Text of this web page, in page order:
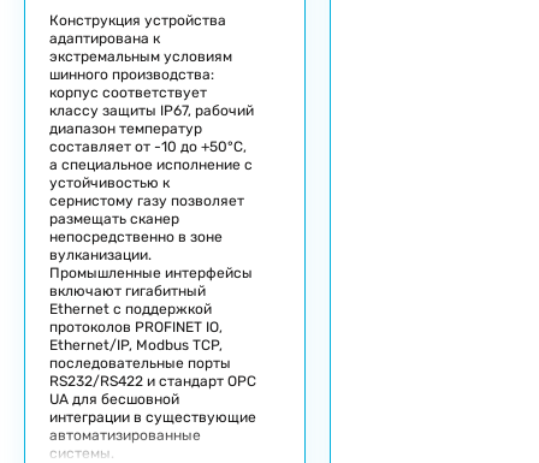
Конструкция устройства
адаптирована к
экстремальным условиям
шинного производства:
корпус соответствует
классу защиты IP67, рабочий
диапазон температур
составляет от -10 до +50°С,
а специальное исполнение с
устойчивостью к
сернистому газу позволяет
размещать сканер
непосредственно в зоне
вулканизации.
Промышленные интерфейсы
включают гигабитный
Ethernet с поддержкой
протоколов PROFINET IO,
Ethernet/IP, Modbus TCP,
последовательные порты
RS232/RS422 и стандарт OPC
UA для бесшовной
интеграции в существующие
автоматизированные
системы.